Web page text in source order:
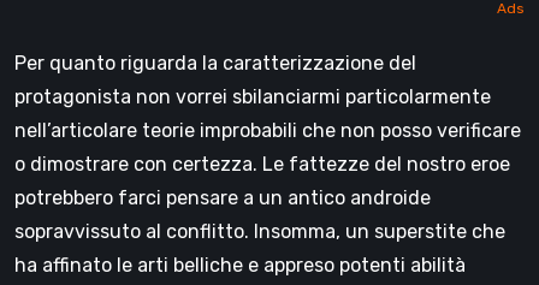
Per quanto riguarda la caratterizzazione del
protagonista non vorrei sbilanciarmi particolarmente
nell’articolare teorie improbabili che non posso verificare
o dimostrare con certezza. Le fattezze del nostro eroe
potrebbero farci pensare a un antico androide
sopravvissuto al conflitto. Insomma, un superstite che
ha affinato le arti belliche e appreso potenti abilità